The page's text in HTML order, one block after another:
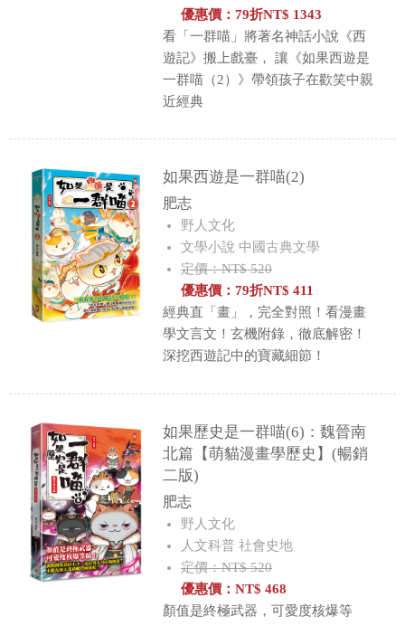
優惠價： 79折NT$ 1343
看「一群喵」將著名神話小說《西
遊記》搬上戲臺， 讓《如果西遊是
一群喵（2）》帶領孩子在歡笑中親
近經典
如果西遊是一群喵(2)
肥志
野人文化
文學小說 中國古典文學
定價：NT$ 520
優惠價： 79折NT$ 411
經典直「畫」，完全對照！看漫畫
學文言文！玄機附錄，徹底解密！
深挖西遊記中的寶藏細節！
如果歷史是一群喵(6)：魏晉南
北篇【萌貓漫畫學歷史】(暢銷
二版)
肥志
野人文化
人文科普 社會史地
定價：NT$ 520
優惠價： NT$ 468
顏值是終極武器，可愛度核爆等